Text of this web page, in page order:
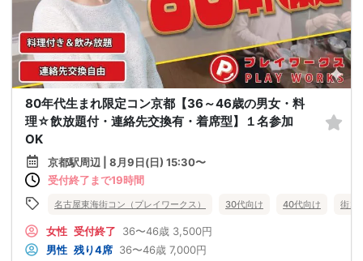
80年代生まれ限定コン京都【36～46歳の男女・料
理☆飲放題付・連絡先交換有・着席型】１名参加
OK
京都駅周辺 | 8月9日(日) 15:30〜
受付終了まで19時間
名古屋東海街コン（プレイワークス） 30代向け 40代向け 街コ
女性 受付終了 36〜46歳 3,500円
男性 残り4席 36〜46歳 7,000円